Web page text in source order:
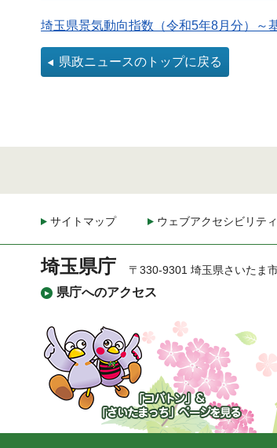
埼玉県景気動向指数（令和5年8月分）～
県政ニュースのトップに戻る
サイトマップ ウェブアクセシビリティ
埼玉県庁
県庁へのアクセス
〒330-9301 埼玉県さいたま
「コバトン」&「さいた
まっち」